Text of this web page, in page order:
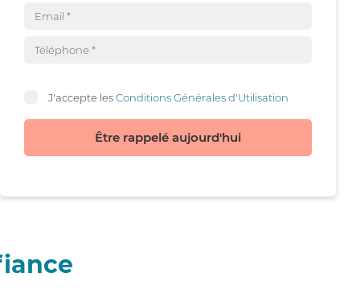
J'accepte lesConditions Générales d'Utilisation
Être rappelé aujourd'hui